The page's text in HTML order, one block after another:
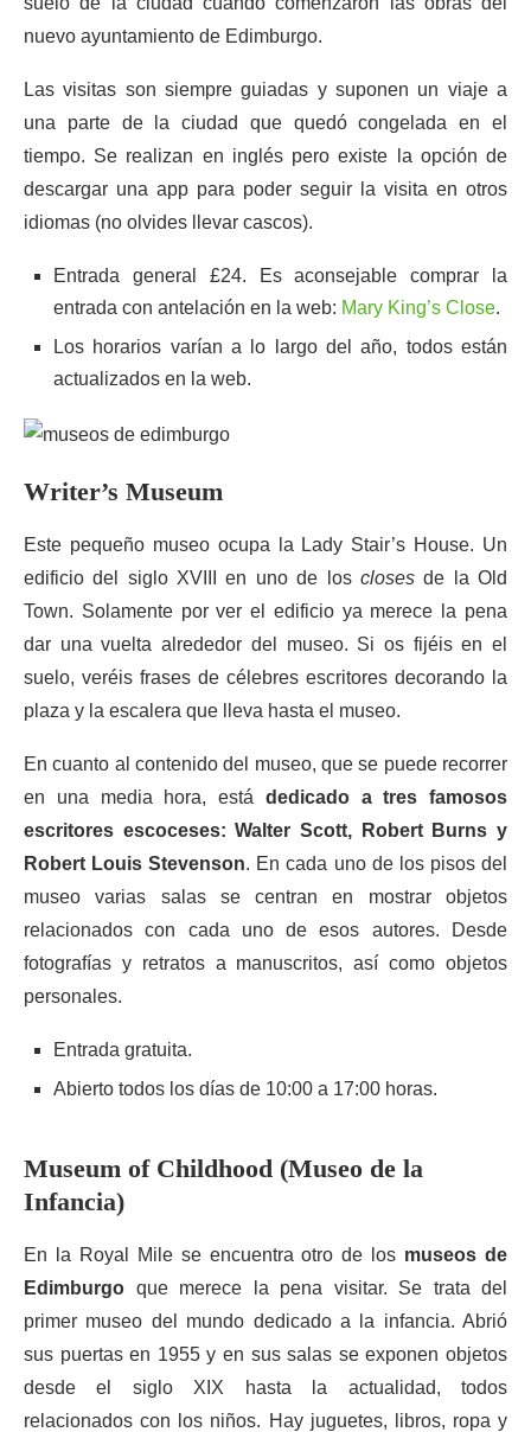
nuevo ayuntamiento de Edimburgo.
Las visitas son siempre guiadas y suponen un viaje a
una parte de la ciudad que quedó congelada en el
tiempo. Se realizan en inglés pero existe la opción de
descargar una app para poder seguir la visita en otros
idiomas (no olvides llevar cascos).
Entrada general £24. Es aconsejable comprar la
entrada con antelación en la web: Mary King’s Close.
Los horarios varían a lo largo del año, todos están
actualizados en la web.
Writer’s Museum
Este pequeño museo ocupa la Lady Stair’s House. Un
edificio del siglo XVIII en uno de los closesde la Old
Town. Solamente por ver el edificio ya merece la pena
dar una vuelta alrededor del museo. Si os fijéis en el
suelo, veréis frases de célebres escritores decorando la
plaza y la escalera que lleva hasta el museo.
En cuanto al contenido del museo, que se puede recorrer
en una media hora, está dedicado a tres famosos
escritores escoceses: Walter Scott, Robert Burns y
Robert Louis Stevenson. En cada uno de los pisos del
museo varias salas se centran en mostrar objetos
relacionados con cada uno de esos autores. Desde
fotografías y retratos a manuscritos, así como objetos
personales.
Entrada gratuita.
Abierto todos los días de 10:00 a 17:00 horas.
Museum of Childhood (Museo de la
Infancia)
En la Royal Mile se encuentra otro de los museos de
Edimburgo que merece la pena visitar. Se trata del
primer museo del mundo dedicado a la infancia. Abrió
sus puertas en 1955 y en sus salas se exponen objetos
desde el siglo XIX hasta la actualidad, todos
relacionados con los niños. Hay juguetes, libros, ropa y